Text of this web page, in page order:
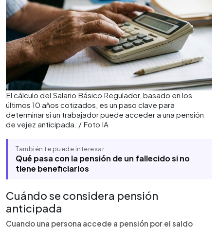
El cálculo del Salario Básico Regulador, basado en los
últimos 10 años cotizados, es un paso clave para
determinar si un trabajador puede acceder a una pensión
de vejez anticipada. / Foto IA
También te puede interesar:
Qué pasa con la pensión de un fallecido si no
tiene beneficiarios
Cuándo se considera pensión
anticipada
Cuando una persona accede a pensión por el saldo